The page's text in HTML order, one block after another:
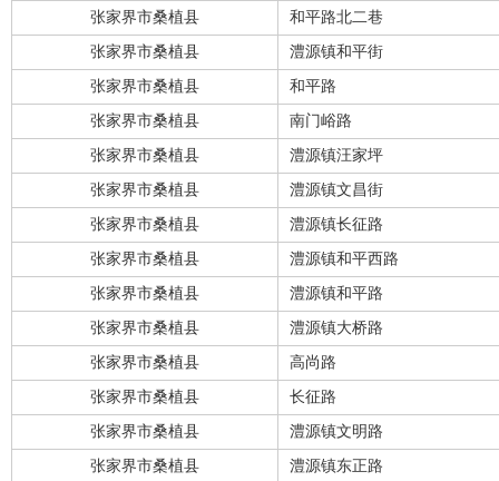
张家界市桑植县 和平路北二巷
张家界市桑植县 澧源镇和平街
张家界市桑植县 和平路
张家界市桑植县 南门峪路
张家界市桑植县 澧源镇汪家坪
张家界市桑植县 澧源镇文昌街
张家界市桑植县 澧源镇长征路
张家界市桑植县 澧源镇和平西路
张家界市桑植县 澧源镇和平路
张家界市桑植县 澧源镇大桥路
张家界市桑植县 高尚路
张家界市桑植县 长征路
张家界市桑植县 澧源镇文明路
张家界市桑植县 澧源镇东正路